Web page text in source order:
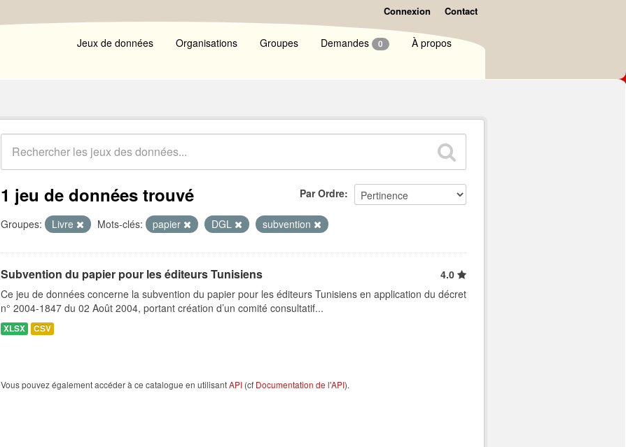
Connexion Contact
Jeux de données Organisations Groupes Demandes 0 À propos
Par Ordre
1 jeu de données trouvé
Groupes: Livre Mots-clés: papier DGL subvention
Subvention du papier pour les éditeurs Tunisiens
4.0
Ce jeu de données concerne la subvention du papier pour les éditeurs Tunisiens en application du décret
n° 2004-1847 du 02 Août 2004, portant création d’un comité consultatif...
XLSX CSV
Vous pouvez également accéder à ce catalogue en utilisantAPI (cf Documentation de l'API).